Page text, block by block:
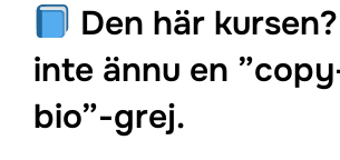
Den här
inte ännu en
bio”-grej.